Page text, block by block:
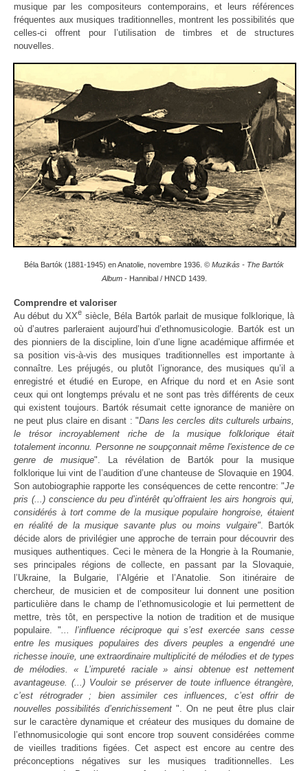
musique par les compositeurs contemporains, et leurs références
fréquentes aux musiques traditionnelles, montrent les possibilités que
celles-ci offrent pour l’utilisation de timbres et de structures
nouvelles.
Béla Bartók (1881-1945) en Anatolie, novembre 1936. © Muzikás - The Bartók
Album- Hannibal / HNCD 1439.
Comprendre et valoriser
Au début du XXe siècle, Béla Bartók parlait de musique folklorique, là
où d’autres parleraient aujourd’hui d’ethnomusicologie. Bartók est un
des pionniers de la discipline, loin d’une ligne académique affirmée et
sa position vis-à-vis des musiques traditionnelles est importante à
connaître. Les préjugés, ou plutôt l’ignorance, des musiques qu’il a
enregistré et étudié en Europe, en Afrique du nord et en Asie sont
ceux qui ont longtemps prévalu et ne sont pas très différents de ceux
qui existent toujours. Bartók résumait cette ignorance de manière on
ne peut plus claire en disant : "Dans les cercles dits culturels urbains,
le trésor incroyablement riche de la musique folklorique était
totalement inconnu. Personne ne soupçonnait même l'existence de ce
genre de musique". La révélation de Bartók pour la musique
folklorique lui vint de l’audition d’une chanteuse de Slovaquie en 1904.
Son autobiographie rapporte les conséquences de cette rencontre: "Je
pris (...) conscience du peu d’intérêt qu’offraient les airs hongrois qui,
considérés à tort comme de la musique populaire hongroise, étaient
en réalité de la musique savante plus ou moins vulgaire". Bartók
décide alors de privilégier une approche de terrain pour découvrir des
musiques authentiques. Ceci le mènera de la Hongrie à la Roumanie,
ses principales régions de collecte, en passant par la Slovaquie,
l’Ukraine, la Bulgarie, l’Algérie et l’Anatolie. Son itinéraire de
chercheur, de musicien et de compositeur lui donnent une position
particulière dans le champ de l’ethnomusicologie et lui permettent de
mettre, très tôt, en perspective la notion de tradition et de musique
populaire. " ... l’influence réciproque qui s’est exercée sans cesse
entre les musiques populaires des divers peuples a engendré une
richesse inouïe, une extraordinaire multiplicité de mélodies et de types
de mélodies. « L’impureté raciale » ainsi obtenue est nettement
avantageuse. (...) Vouloir se préserver de toute influence étrangère,
c’est rétrograder ; bien assimiler ces influences, c’est offrir de
nouvelles possibilités d’enrichissement". On ne peut être plus clair
sur le caractère dynamique et créateur des musiques du domaine de
l’ethnomusicologie qui sont encore trop souvent considérées comme
de vieilles traditions figées. Cet aspect est encore au centre des
préconceptions négatives sur les musiques traditionnelles. Les